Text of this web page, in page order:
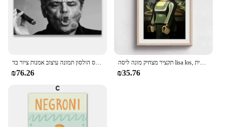
ג 'ק ניקולס הולסון ציור קיר הדפסים אמנות, שחור-לבן ג' ק ניקולס הולסון תמונה עיצוב אמנות ציור בד
₪76.26
תקציר מצחיק מונה ליסה lisa los, הדפסים קריקטורה ציור קיר אמנות קיר עבור סלון ילדים קישוט הבית
₪35.76